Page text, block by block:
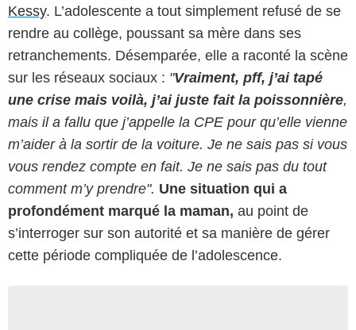
Kessy. L’adolescente a tout simplement refusé de se
rendre au collège, poussant sa mère dans ses
retranchements. Désemparée, elle a raconté la scène
sur les réseaux sociaux : "Vraiment, pff, j’ai tapé
une crise mais voilà, j’ai juste fait la poissonnière,
mais il a fallu que j’appelle la CPE pour qu’elle vienne
m’aider à la sortir de la voiture. Je ne sais pas si vous
vous rendez compte en fait. Je ne sais pas du tout
comment m’y prendre". Une situation qui a
profondément marqué la maman, au point de
s’interroger sur son autorité et sa manière de gérer
cette période compliquée de l’adolescence.